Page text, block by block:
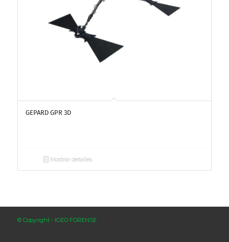
GEPARD GPR 3D
Mostrar detalles
© Copyright - IGEO FORENSE